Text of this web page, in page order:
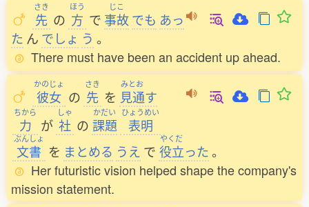
さき
先 の
ほう
方 で
じこ
事故でも あっ
た ん でしょ う 。
There must have been an accident up ahead.
かのじょ
彼女 の
さき
先 を
みとお
見通す
ちから
力 が
しゃ
社 の
かだい
課題
ひょうめい
表明
ぶんしょ
文書 を まとめる うえ で
やくだ
役立った。
Her futuristic vision helped shape the company's
mission statement.